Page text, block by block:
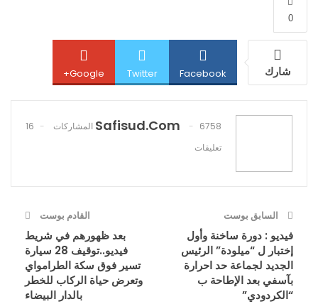
0
شارك Facebook
Twitter
Google+
ReddIt
WhatsApp
PinterestSafisud.com 6758 المشاركات
16
تعليقات
السابق بوست
فيديو : دورة ساخنة وأول
إختبار ل “ميلودة” الرئيس
الجديد لجماعة حد احرارة
بآسفي بعد الإطاحة ب
“الكردودي”
القادم بوست
بعد ظهورهم في شريط
فيديو..توقيف 28 سيارة
تسير فوق سكة الطرامواي
وتعرض حياة الركاب للخطر
بالدار البيضاء